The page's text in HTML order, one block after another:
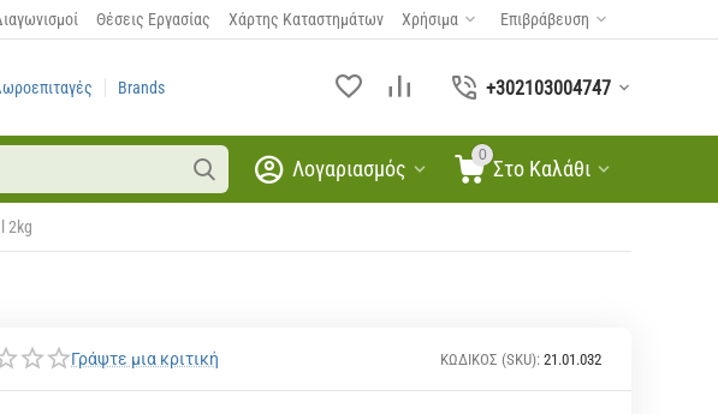
Θέσεις Εργασίας Χάρτης Καταστημάτων Χρήσιμα Επιβράβευση
Brands +302103004747
0
Στο Καλάθι
Λογαριασμός
2kg
Γράψτε μια κριτική ΚΩΔΙΚΟΣ (SKU): 21.01.032